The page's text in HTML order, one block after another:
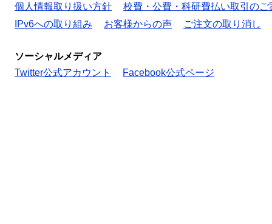
個人情報取り扱い方針
校費・公費・科研費払い取引のご
IPv6への取り組み
お客様からの声 ご注文の取り消し
ソーシャルメディア
Twitter公式アカウント
Facebook公式ページ